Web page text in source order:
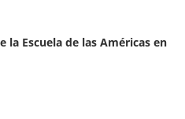
Escuela de las Américas en